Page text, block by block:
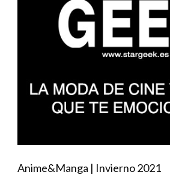
Anime&Manga | Invierno 2021